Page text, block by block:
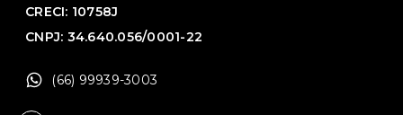
CRECI: 10758J
CNPJ: 34.640.056/0001-22
(66) 99939-3003